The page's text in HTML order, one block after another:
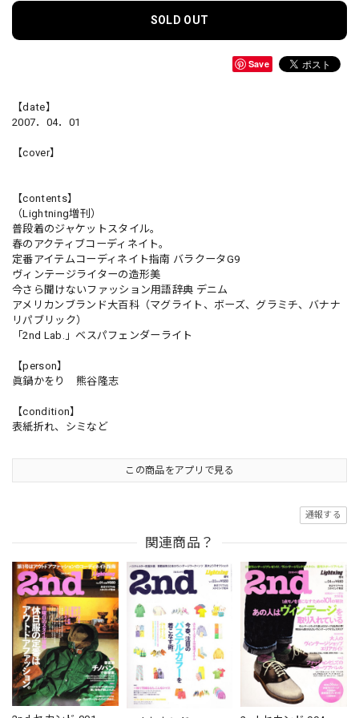
SOLD OUT
Save
【date】
2007．04．01
【cover】
【contents】
（Lightning増刊）
普段着のジャケットスタイル。
春のアクティブコーディネイト。
定番アイテムコーディネイト指南 バラクータG9
ヴィンテージライターの造形美
今さら聞けないファッション用語辞典 デニム
アメリカンブランド大百科（マグライト、ボーズ、グラミチ、バナナ
リパブリック）
「2nd Lab.」ベスパフェンダーライト
【person】
眞鍋かをり 熊谷隆志
【condition】
表紙折れ、シミなど
この商品をアプリで見る
通報する
関連商品？